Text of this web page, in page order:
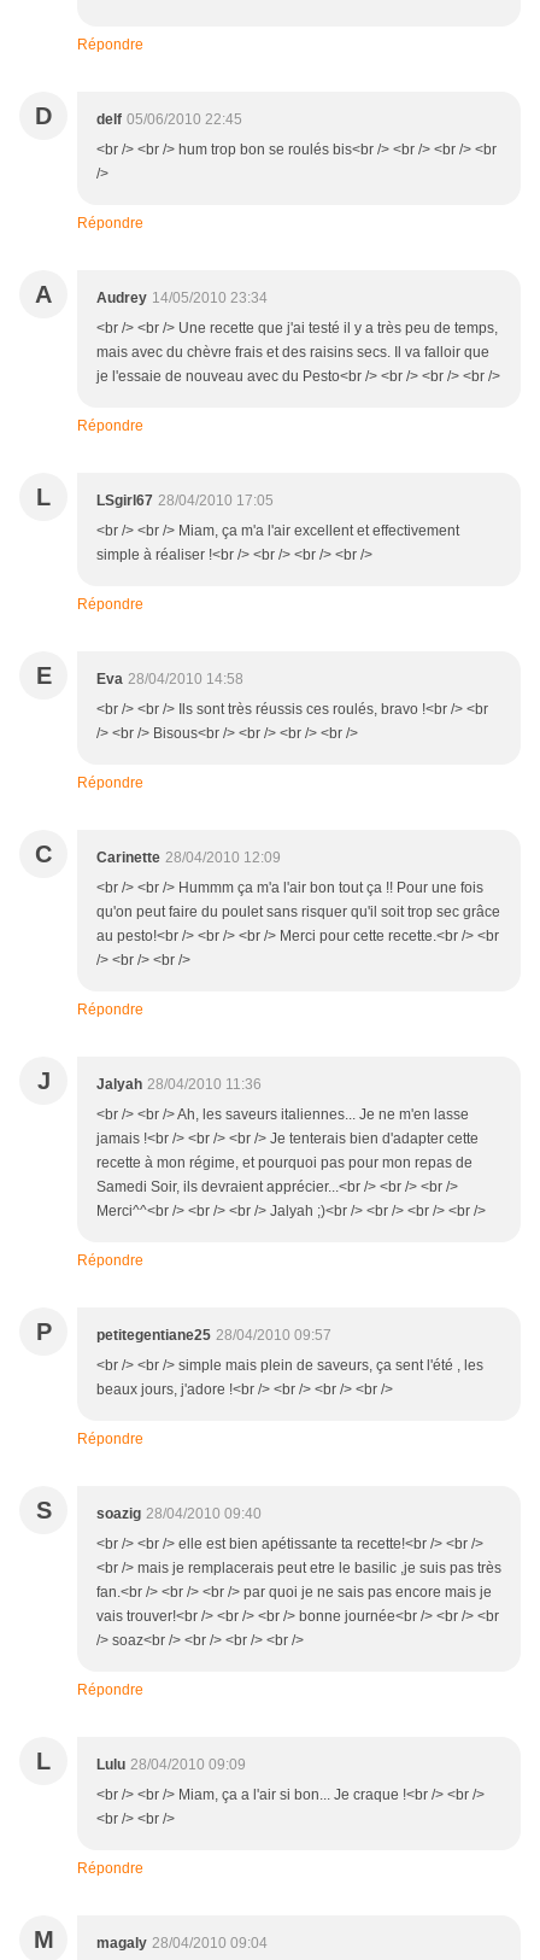
Répondre
D delf 05/06/2010 22:45
<br /> <br /> hum trop bon se roulés bis<br /> <br /> <br /> <br
/>
Répondre
A Audrey 14/05/2010 23:34
<br /> <br /> Une recette que j'ai testé il y a très peu de temps,
mais avec du chèvre frais et des raisins secs. Il va falloir que
je l'essaie de nouveau avec du Pesto<br /> <br /> <br /> <br />
Répondre
L LSgirl67 28/04/2010 17:05
<br /> <br /> Miam, ça m'a l'air excellent et effectivement
simple à réaliser !<br /> <br /> <br /> <br />
Répondre
E Eva 28/04/2010 14:58
<br /> <br /> Ils sont très réussis ces roulés, bravo !<br /> <br
/> <br /> Bisous<br /> <br /> <br /> <br />
Répondre
C Carinette 28/04/2010 12:09
<br /> <br /> Hummm ça m'a l'air bon tout ça !! Pour une fois
qu'on peut faire du poulet sans risquer qu'il soit trop sec grâce
au pesto!<br /> <br /> <br /> Merci pour cette recette.<br /> <br
/> <br /> <br />
Répondre
J Jalyah 28/04/2010 11:36
<br /> <br /> Ah, les saveurs italiennes... Je ne m'en lasse
jamais !<br /> <br /> <br /> Je tenterais bien d'adapter cette
recette à mon régime, et pourquoi pas pour mon repas de
Samedi Soir, ils devraient apprécier...<br /> <br /> <br />
Merci^^<br /> <br /> <br /> Jalyah ;)<br /> <br /> <br /> <br />
Répondre
P petitegentiane25 28/04/2010 09:57
<br /> <br /> simple mais plein de saveurs, ça sent l'été , les
beaux jours, j'adore !<br /> <br /> <br /> <br />
Répondre
S soazig 28/04/2010 09:40
<br /> <br /> elle est bien apétissante ta recette!<br /> <br />
<br /> mais je remplacerais peut etre le basilic ,je suis pas très
fan.<br /> <br /> <br /> par quoi je ne sais pas encore mais je
vais trouver!<br /> <br /> <br /> bonne journée<br /> <br /> <br
/> soaz<br /> <br /> <br /> <br />
Répondre
L Lulu 28/04/2010 09:09
<br /> <br /> Miam, ça a l'air si bon... Je craque !<br /> <br />
<br /> <br />
Répondre
M magaly 28/04/2010 09:04